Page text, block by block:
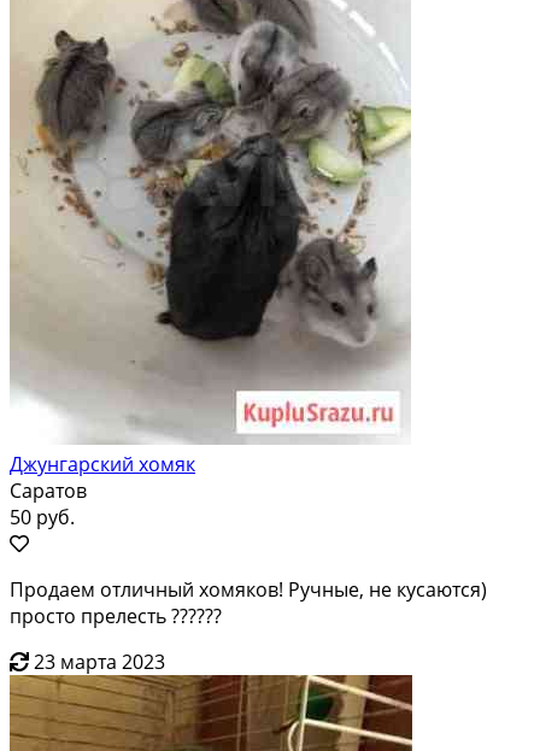
Джунгарский хомяк
Саратов
50 руб.
Продаем отличный хомяков! Ручные, не кусаются)
просто прелесть ??????
23 марта 2023